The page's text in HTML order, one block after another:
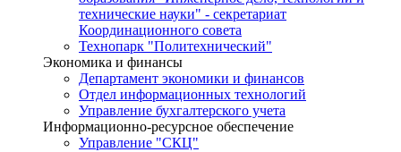
технические науки" - секретариат
Координационного совета
Технопарк "Политехнический"
Экономика и финансы
Департамент экономики и финансов
Отдел информационных технологий
Управление бухгалтерского учета
Информационно-ресурсное обеспечение
Управление "СКЦ"